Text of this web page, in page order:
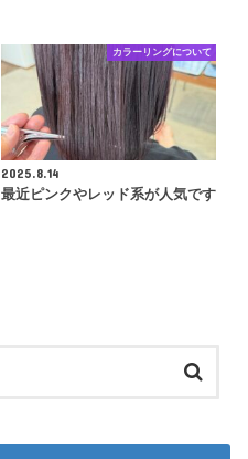
カラーリングについて
2025.8.14
最近ピンクやレッド系が人気です